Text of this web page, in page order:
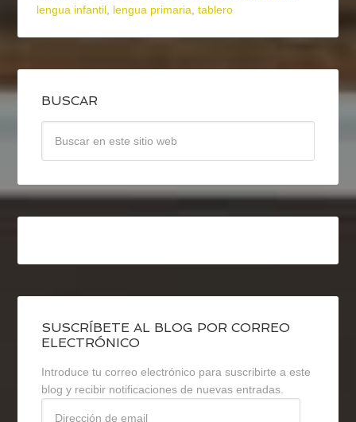
lengua infantil, lengua primaria,tablero
BUSCAR
SUSCRÍBETE AL BLOG POR CORREO
ELECTRÓNICO
Introduce tu correo electrónico para suscribirte a este
blog y recibir notificaciones de nuevas entradas.